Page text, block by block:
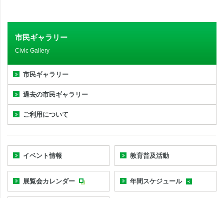
市民ギャラリー
Civic Gallery
市民ギャラリー
過去の市民ギャラリー
ご利用について
イベント情報 教育普及活動
展覧会カレンダー 年間スケジュール